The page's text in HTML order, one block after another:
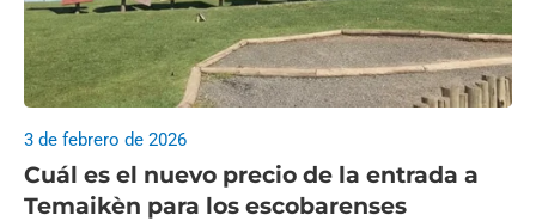
Cuál es el nuevo precio de la entrada a
Temaikèn para los escobarenses
3 de febrero de 2026